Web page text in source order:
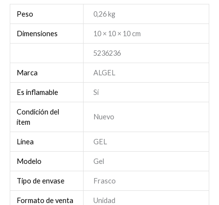
Peso 0,26 kg
Dimensiones 10 × 10 × 10 cm
5236236
Marca ALGEL
Es inflamable Sí
Condición del
ítem
Nuevo
Línea GEL
Modelo Gel
Tipo de envase Frasco
Formato de venta Unidad